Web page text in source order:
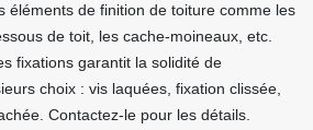
éléments de finition de toiture comme les
de toit, les cache-moineaux, etc.
fixations garantit la solidité de
choix : vis laquées, fixation clissée,
Contactez-le pour les détails.